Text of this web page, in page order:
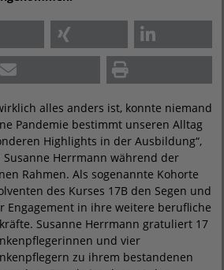
alles anders ist, konnte niemand
Pandemie bestimmt unseren Alltag
Highlights in der Ausbildung“,
Herrmann während der
Rahmen. Als sogenannte Kohorte
des Kurses 17B den Segen und
Engagement in ihre weitere berufliche
Susanne Herrmann gratuliert 17
und vier
zu ihrem bestandenen